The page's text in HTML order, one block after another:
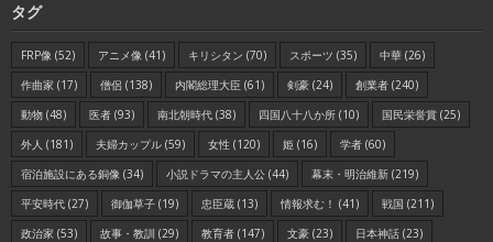
タグ
FRP像 (52) アニメ像 (41) キリシタン (70) スポーツ (35) 中華 (26)
作曲家 (17) 僧侶 (138) 内閣総理大臣 (61) 剣豪 (24) 創業者 (240)
動物 (48) 医者 (93) 南北朝時代 (38) 四国八十八か所 (10) 国民栄誉賞 (25)
外人 (181) 夫婦カップル (59) 女性 (120) 姫 (16) 学者 (60)
宿泊施設にある銅像 (34) 小説ドラマの主人公 (44) 幕末・明治維新 (219)
平安時代 (27) 御伽草子 (19) 忠臣蔵 (13) 情報求む！ (41) 戦国 (211)
政治家 (53) 故事・教訓 (29) 教育者 (147) 文豪 (23) 日本神話 (23)